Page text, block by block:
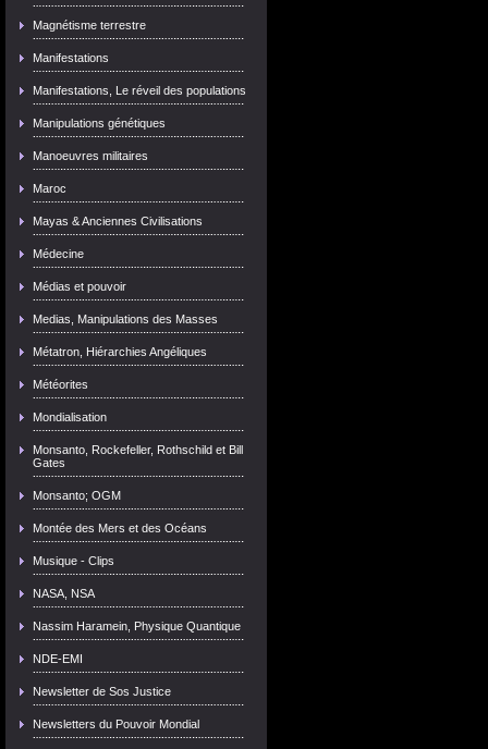
Magnétisme terrestre
Manifestations
Manifestations, Le réveil des populations
Manipulations génétiques
Manoeuvres militaires
Maroc
Mayas & Anciennes Civilisations
Médecine
Médias et pouvoir
Medias, Manipulations des Masses
Métatron, Hiérarchies Angéliques
Météorites
Mondialisation
Monsanto, Rockefeller, Rothschild et Bill
Gates
Monsanto; OGM
Montée des Mers et des Océans
Musique - Clips
NASA, NSA
Nassim Haramein, Physique Quantique
NDE-EMI
Newsletter de Sos Justice
Newsletters du Pouvoir Mondial